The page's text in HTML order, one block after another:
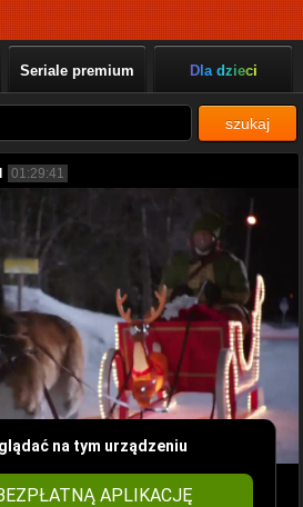
Seriale premium Dla dzieci
szukaj
01:29:41
na tym urządzeniu
APLIKACJĘ